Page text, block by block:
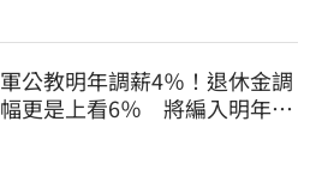
軍公教明年調薪4％！退休金調
幅更是上看6％ 將編入明年度